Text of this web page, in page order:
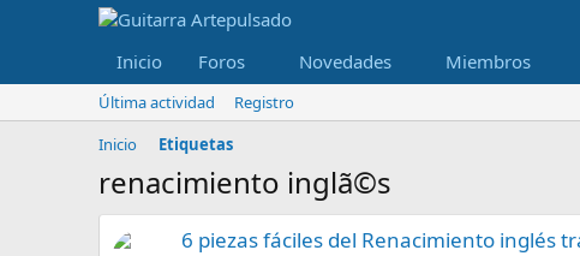
Inicio Foros Novedades Miembros
Última actividad
Registro
Inicio
Etiquetas
renacimiento inglã©s
6 piezas fáciles del Renacimiento inglés